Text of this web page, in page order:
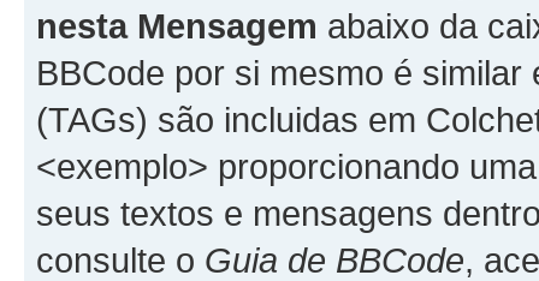
nesta Mensagem abaixo da
BBCode por si mesmo é
(TAGs) são incluidas em
<exemplo> proporcionando
seus textos e mensagens
consulte o Guia de BBCode,